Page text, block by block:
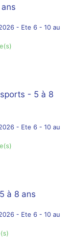
- Ete 6 - 10 au
- 5 à 8
- Ete 6 - 10 au
à 8 ans
- Ete 6 - 10 au